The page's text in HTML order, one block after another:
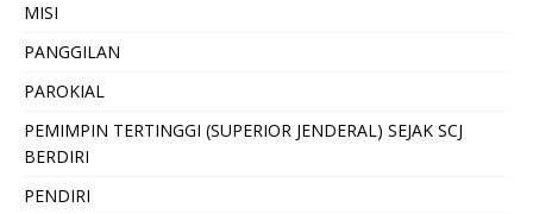
MISI
PANGGILAN
PAROKIAL
PEMIMPIN TERTINGGI (SUPERIOR JENDERAL) SEJAK SCJ
BERDIRI
PENDIRI